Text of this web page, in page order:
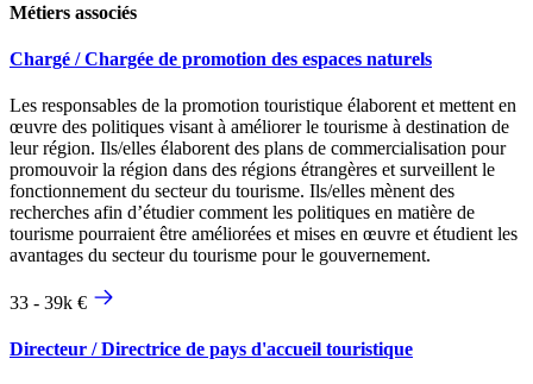
Métiers associés
Chargé / Chargée de promotion des espaces naturels
Les responsables de la promotion touristique élaborent et mettent en
œuvre des politiques visant à améliorer le tourisme à destination de
leur région. Ils/elles élaborent des plans de commercialisation pour
promouvoir la région dans des régions étrangères et surveillent le
fonctionnement du secteur du tourisme. Ils/elles mènent des
recherches afin d’étudier comment les politiques en matière de
tourisme pourraient être améliorées et mises en œuvre et étudient les
avantages du secteur du tourisme pour le gouvernement.
33 - 39k €
Directeur / Directrice de pays d'accueil touristique